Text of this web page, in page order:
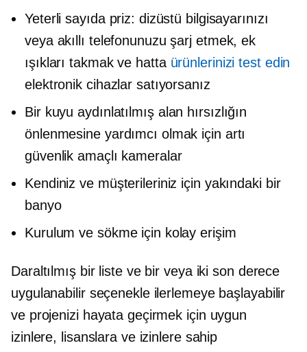
Yeterli sayıda priz: dizüstü bilgisayarınızı
veya akıllı telefonunuzu şarj etmek, ek
ışıkları takmak ve hatta ürünlerinizi test edin
elektronik cihazlar satıyorsanız
Bir kuyuaydınlatılmış alan hırsızlığın
önlenmesine yardımcı olmak için artı
güvenlik amaçlı kameralar
Kendiniz ve müşterileriniz için yakındaki bir
banyo
Kurulum ve sökme için kolay erişim
Daraltılmış bir liste ve bir veya iki son derece
uygulanabilir seçenekle ilerlemeye başlayabilir
ve projenizi hayata geçirmek için uygun
izinlere, lisanslara ve izinlere sahip